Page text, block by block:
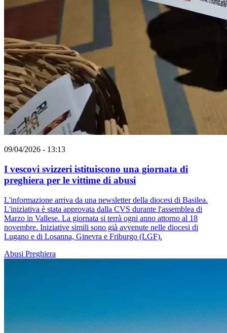
09/04/2026 - 13:13
I vescovi svizzeri istituiscono una giornata di
preghiera per le vittime di abusi
L'informazione arriva da una newsletter della diocesi di Basilea.
L'iniziativa è stata approvata dalla CVS durante l'assemblea di
Marzo in Vallese. La giornata si terrà ogni anno attorno al 18
novembre. Iniziative simili sono già avvenute nelle diocesi di
Lugano e di Losanna, Ginevra e Friburgo (LGF).
Abusi Preghiera